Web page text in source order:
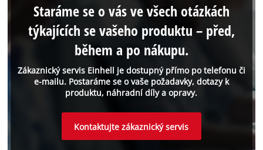
Zákaznický servis Einhell je dostupný přímo po telefonu či
e-mailu. Postaráme se o vaše požadavky, dotazy k
produktu, náhradní díly a opravy.
Staráme se o vás ve všech otázkách
týkajících se vašeho produktu – před,
během a po nákupu.
Kontaktujte zákaznický servis